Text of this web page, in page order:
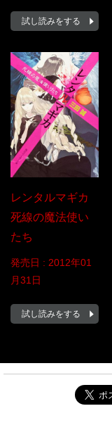
試し読みをする
レンタルマギカ
死線の魔法使い
たち
発売日 : 2012年01
月31日
試し読みをする